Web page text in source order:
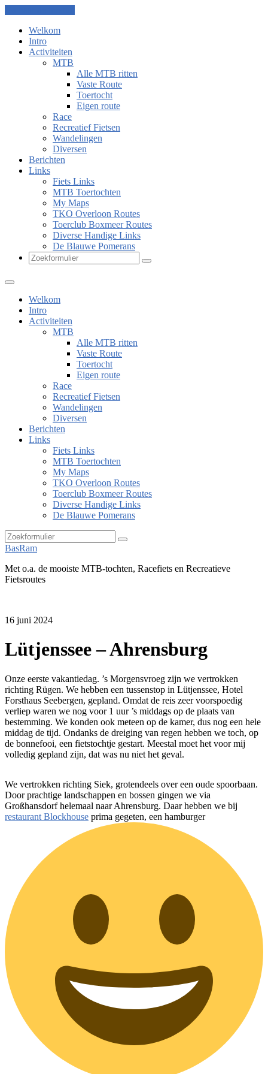
Welkom
Intro
Activiteiten
MTB
Alle MTB ritten
Vaste Route
Toertocht
Eigen route
Race
Recreatief Fietsen
Wandelingen
Diversen
Berichten
Links
Fiets Links
MTB Toertochten
My Maps
TKO Overloon Routes
Toerclub Boxmeer Routes
Diverse Handige Links
De Blauwe Pomerans
Zoeken
Welkom
Intro
Activiteiten
MTB
Alle MTB ritten
Vaste Route
Toertocht
Eigen route
Race
Recreatief Fietsen
Wandelingen
Diversen
Berichten
Links
Fiets Links
MTB Toertochten
My Maps
TKO Overloon Routes
Toerclub Boxmeer Routes
Diverse Handige Links
De Blauwe Pomerans
Zoeken
BasRam
Met o.a. de mooiste MTB-tochten, Racefiets en Recreatieve
Fietsroutes
16 juni 2024
Lütjenssee – Ahrensburg
Onze eerste vakantiedag. ’s Morgensvroeg zijn we vertrokken
richting Rügen. We hebben een tussenstop in Lütjenssee, Hotel
Forsthaus Seebergen, gepland. Omdat de reis zeer voorspoedig
verliep waren we nog voor 1 uur ’s middags op de plaats van
bestemming. We konden ook meteen op de kamer, dus nog een hele
middag de tijd. Ondanks de dreiging van regen hebben we toch, op
de bonnefooi, een fietstochtje gestart. Meestal moet het voor mij
volledig gepland zijn, dat was nu niet het geval.
We vertrokken richting Siek, grotendeels over een oude spoorbaan.
Door prachtige landschappen en bossen gingen we via
Großhansdorf helemaal naar Ahrensburg. Daar hebben we bij
restaurant Blockhouse prima gegeten, een hamburger